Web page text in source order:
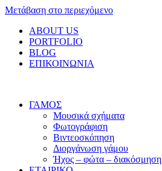
Μετάβαση στο περιεχόμενο
ABOUT US
PORTFOLIO
BLOG
ΕΠΙΚΟΙΝΩΝΙΑ
ΓΑΜΟΣ
Μουσικά σχήματα
Φωτογράφιση
Βιντεοσκόπηση
Διοργάνωση γάμου
Ήχος – φώτα – διακόσμηση